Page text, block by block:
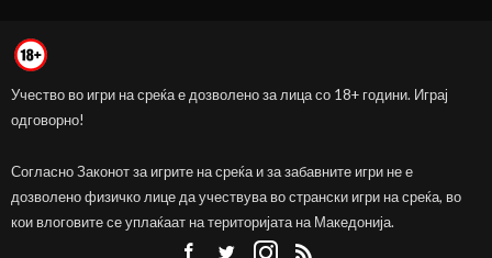
Учество во игри на среќа е дозволено за лица со 18+ години. Играј
одговорно!
Согласно Законот за игрите на среќа и за забавните игри не е
дозволено физичко лице да учествува во странски игри на среќа, во
кои влоговите се уплаќаат на територијата на Македонија.